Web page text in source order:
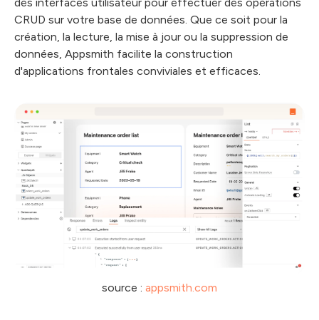
CRUD sur votre base de données. Que ce soit pour la
création, la lecture, la mise à jour ou la suppression de
données, Appsmith facilite la construction
d'applications frontales conviviales et efficaces.
source : appsmith.com